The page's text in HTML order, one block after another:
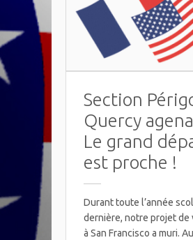
Section
Quercy
Le grand
est proche !
Durant toute l’année
dernière, notre projet de
à San Francisco a muri.